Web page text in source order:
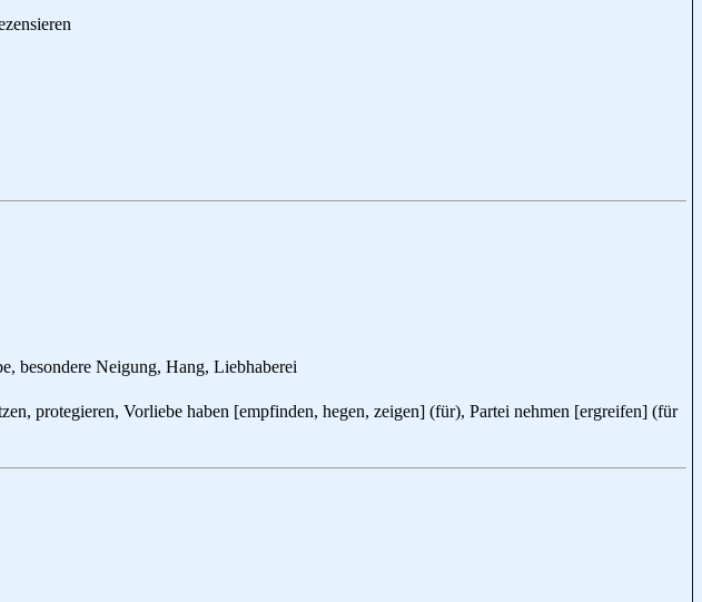
besondere Neigung, Hang, Liebhaberei
protegieren, Vorliebe haben [empfinden, hegen, zeigen] (für), Partei nehmen [ergreifen] (für